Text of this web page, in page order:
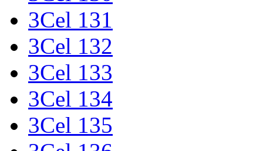
3Cel 131
3Cel 132
3Cel 133
3Cel 134
3Cel 135